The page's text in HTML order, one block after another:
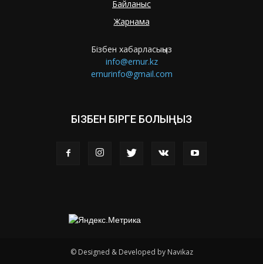
Байланыс
Жарнама
Бізбен хабарласыңыз
info@ernur.kz
ernurinfo@gmail.com
БІЗБЕН БІРГЕ БОЛЫҢЫЗ
© Designed & Developed by Navikaz